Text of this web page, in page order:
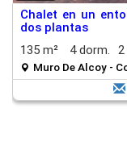
Chalet en un
dos plantas
135 m²
4 dorm. 2
Muro De Alcoy -